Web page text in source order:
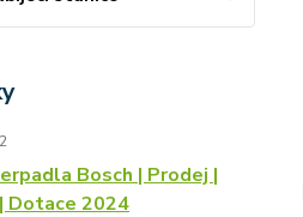
Bosch | Prodej |
Dotace 2024